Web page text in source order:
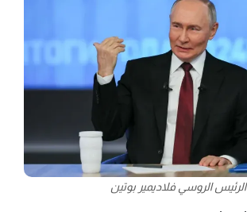
الرئيس الروسي فلاديمير بوتين